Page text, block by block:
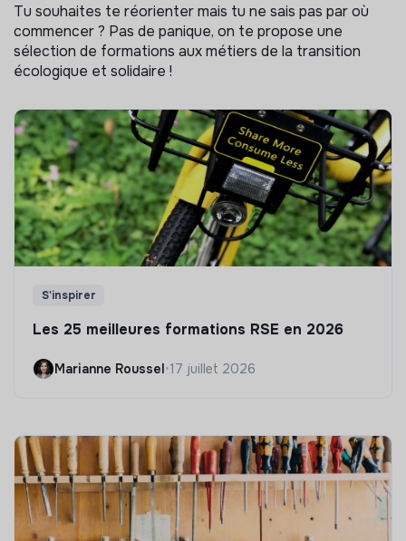
Tu souhaites te réorienter mais tu ne sais pas par où
commencer ? Pas de panique, on te propose une
sélection de formations aux métiers de la transition
écologique et solidaire !
S'inspirer
Les 25 meilleures formations RSE en 2026
Marianne Roussel•17 juillet 2026